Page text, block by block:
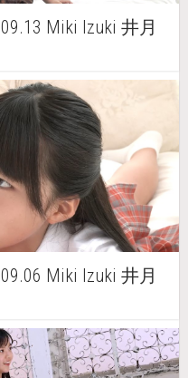
Miki Izuki 井月
Miki Izuki 井月